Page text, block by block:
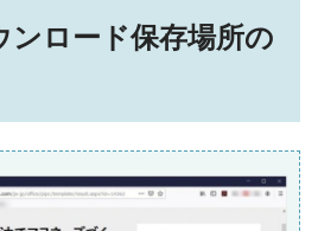
ロード保存場所の